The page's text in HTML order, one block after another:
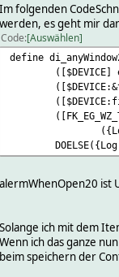
Im folgenden
werden, es geht mir
Code Auswählen
define
alermWhenOpen20 ist
Solange ich mit dem
Wenn ich das ganze
beim speichern der